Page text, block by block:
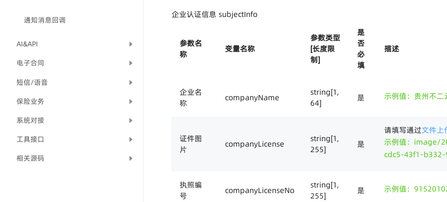
通知消息回调
AI&API
电子合同
短信/语音
保险业务
系统对接
工具接口
相关源码
企业认证信息 subjectInfo
参数名
称
变量名称
参数类型
[长度限
制]
是
否
必
填
描述
企业名
称
companyName
string[1,
64]
是 示例值：贵州不二
证件图
片
companyLicense
string[1,
255]
是
请填写通过文件上
示例值：image/
cdc5-43f1-
执照编
号
companyLicenseNo
string[1,
255]
是 示例值：